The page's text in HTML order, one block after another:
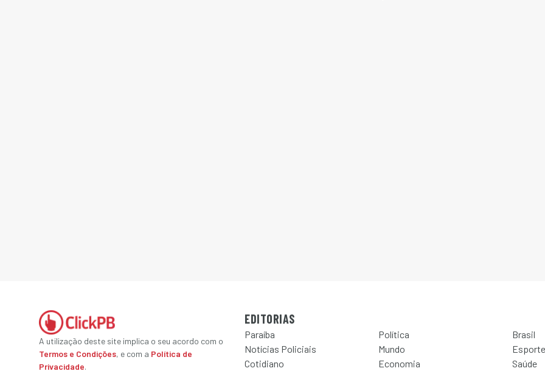
A utilização deste site implica o seu acordo com o
Termos e Condições, e com a Política de
Privacidade.
EDITORIAS
Paraíba Política
Brasil
Notícias Policiais
Mundo
Esporte
Cotidiano
Economia
Saúde